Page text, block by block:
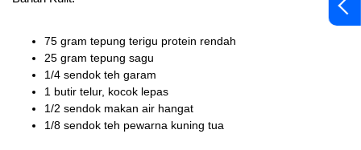
75 gram tepung terigu protein rendah
25 gram tepung sagu
1/4 sendok teh garam
1 butir telur, kocok lepas
1/2 sendok makan air hangat
1/8 sendok teh pewarna kuning tua